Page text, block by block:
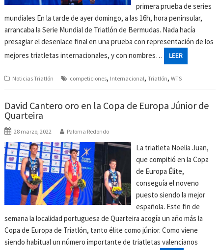
primera prueba de series
mundiales En la tarde de ayer domingo, a las 16h, hora peninsular,
arrancaba la Serie Mundial de Triatlón de Bermudas. Nada hacía
presagiar el desenlace final en una prueba con representación de los
mejores triatletas internacionales, y con nombres…
LEER
Noticias Triatlón competiciones, Internacional,Triatlón,WTS
David Cantero oro en la Copa de Europa Júnior de
Quarteira
28 marzo, 2022 Paloma Redondo
La triatleta Noelia Juan,
que compitió en la Copa
de Europa Élite,
conseguía el noveno
puesto siendo la mejor
española. Este fin de
semana la localidad portuguesa de Quarteira acogía un año más la
Copa de Europa de Triatlón, tanto élite como júnior. Como viene
siendo habitual un número importante de triatletas valencianos